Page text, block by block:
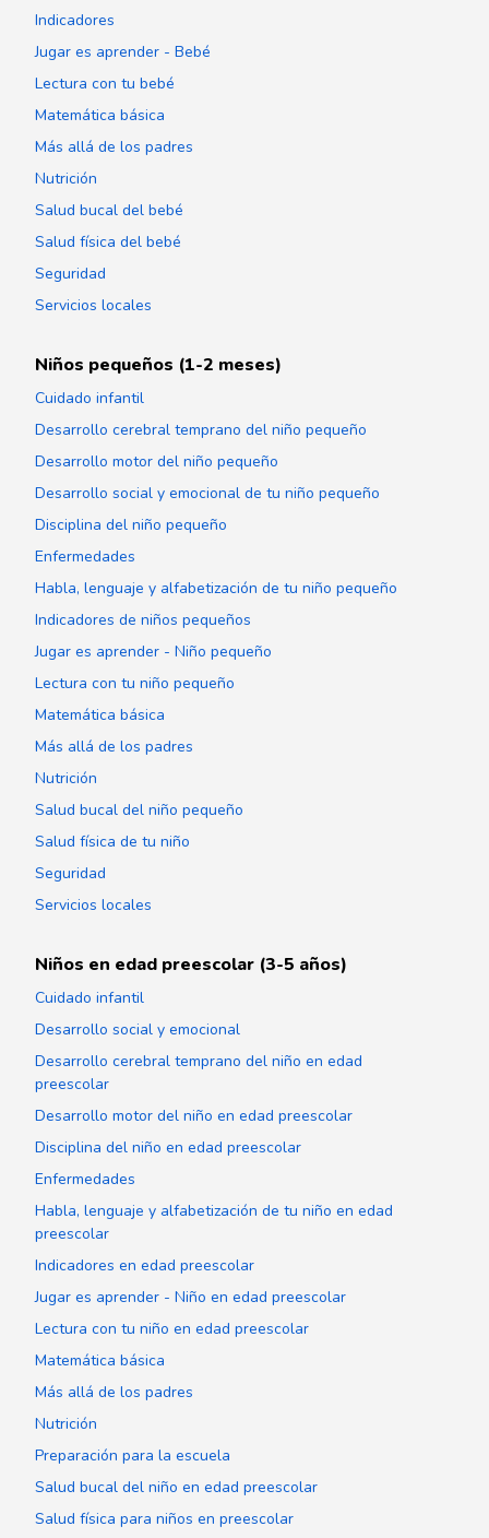
Indicadores
Jugar es aprender - Bebé
Lectura con tu bebé
Matemática básica
Más allá de los padres
Nutrición
Salud bucal del bebé
Salud física del bebé
Seguridad
Servicios locales
Niños pequeños (1-2 meses)
Cuidado infantil
Desarrollo cerebral temprano del niño pequeño
Desarrollo motor del niño pequeño
Desarrollo social y emocional de tu niño pequeño
Disciplina del niño pequeño
Enfermedades
Habla, lenguaje y alfabetización de tu niño pequeño
Indicadores de niños pequeños
Jugar es aprender - Niño pequeño
Lectura con tu niño pequeño
Matemática básica
Más allá de los padres
Nutrición
Salud bucal del niño pequeño
Salud física de tu niño
Seguridad
Servicios locales
Niños en edad preescolar (3-5 años)
Cuidado infantil
Desarrollo social y emocional
Desarrollo cerebral temprano del niño en edad
preescolar
Desarrollo motor del niño en edad preescolar
Disciplina del niño en edad preescolar
Enfermedades
Habla, lenguaje y alfabetización de tu niño en edad
preescolar
Indicadores en edad preescolar
Jugar es aprender - Niño en edad preescolar
Lectura con tu niño en edad preescolar
Matemática básica
Más allá de los padres
Nutrición
Preparación para la escuela
Salud bucal del niño en edad preescolar
Salud física para niños en preescolar